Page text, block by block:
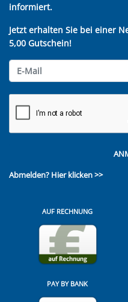
informiert.
Jetzt erhalten Sie bei einer
5,00 Gutschein!
Abmelden? Hier klicken >>
AUF RECHNUNG
PAY BY BANK